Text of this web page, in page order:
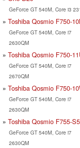
GeForce GT 540M, Core i3
Toshiba Qosmio F750-
GeForce GT 540M, Core i7
2630QM
Toshiba Qosmio F750-
GeForce GT 540M, Core i7
2670QM
Toshiba Qosmio F750-
GeForce GT 540M, Core i7
2630QM
Toshiba Qosmio F755-
GeForce GT 540M, Core i7
2630QM